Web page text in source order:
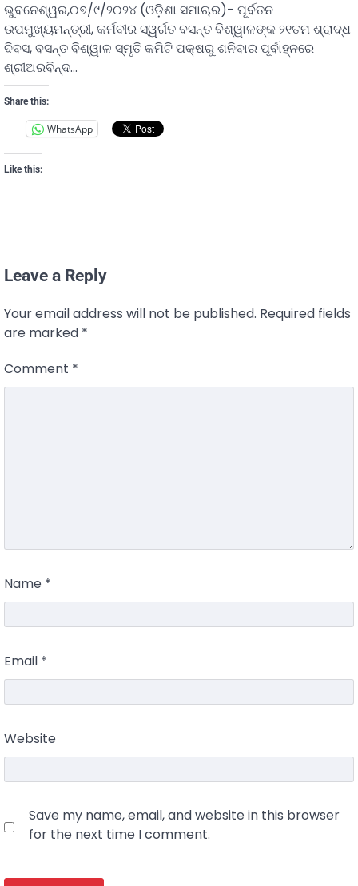
ଭୁବନେଶ୍ୱର,୦୭/୯/୨୦୨୪ (ଓଡ଼ିଶା ସମାଚାର)- ପୂର୍ବତନ
ଉପମୁଖ୍ୟମନ୍ତ୍ରୀ, କର୍ମବୀର ସ୍ୱର୍ଗତ ବସନ୍ତ ବିଶ୍ୱାଳଙ୍କ ୨୧ତମ ଶ୍ରାଦ୍ଧ
ଦିବସ, ବସନ୍ତ ବିଶ୍ୱାଳ ସ୍ମୃତି କମିଟି ପକ୍ଷରୁ ଶନିବାର ପୂର୍ବାହ୍ନରେ
ଶ୍ରୀଅରବିନ୍ଦ…
Share this:
WhatsApp
Like this:
Leave a Reply
Your email address will not be published. Required fields
are marked *
Comment *
Name *
Email *
Website
Save my name, email, and website in this browser
for the next time I comment.